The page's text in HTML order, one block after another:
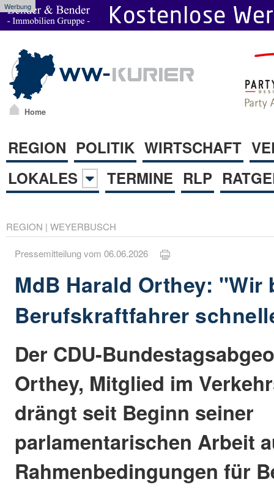
Werbung
Home
REGION POLITIK WIRTSCHAFT
LOKALES
TERMINE RLP
REGION | WEYERBUSCH
Pressemitteilung vom 06.06.2026
MdB Harald Orthey: "Wir
Berufskraftfahrer
Der CDU-
Orthey, Mitglied im
drängt seit Beginn seiner
parlamentarischen Arbeit
Rahmenbedingungen für